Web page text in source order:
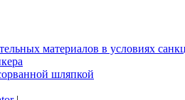
материалов в условиях
шляпкой